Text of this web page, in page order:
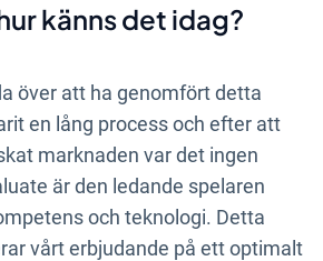
känns det idag?
över att ha genomfört detta
en lång process och efter att
marknaden var det ingen
är den ledande spelaren
och teknologi. Detta
vårt erbjudande på ett optimalt